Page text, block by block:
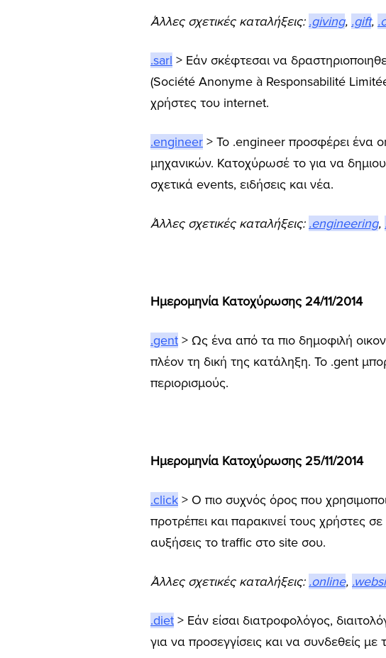
Άλλες σχετικές καταλήξεις: .giving, .gift,
.sarl > Εάν σκέφτεσαι να
(Société Anonyme à Responsabilité
χρήστες του internet.
.engineer > Το .engineer προσφέρει ένα
μηχανικών. Κατοχύρωσέ το για να
σχετικά events, ειδήσεις και νέα.
Άλλες σχετικές καταλήξεις: .engineering,
Ημερομηνία Κατοχύρωσης 24/11/2014
.gent > Ως ένα από τα πιο δημοφιλή
πλέον τη δική της κατάληξη. Το .gent
περιορισμούς.
Ημερομηνία Κατοχύρωσης 25/11/2014
.click > Ο πιο συχνός όρος που
προτρέπει και παρακινεί τους χρήστες
αυξήσεις το traffic στο site σου.
Άλλες σχετικές καταλήξεις: .online,
.diet > Εάν είσαι διατροφολόγος,
για να προσεγγίσεις και να συνδεθείς με